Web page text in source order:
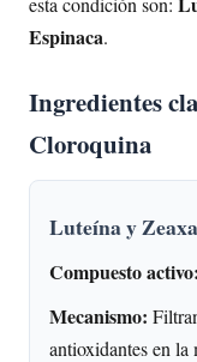
Espinaca.
Ingredientes
Cloroquina
Luteína y
Compuesto activo:
Mecanismo:
antioxidantes en la